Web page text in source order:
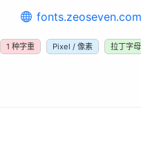
fonts.zeoseven.com
1 种字重 Pixel / 像素 拉丁字